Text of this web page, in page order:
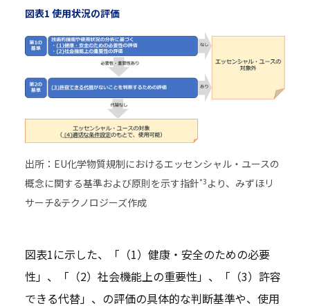
図表1 使用状況の評価
出所：EU化学物質規制におけるエッセンシャル・ユースの
概念に関する基準および原則を示す指針*3 より、みずほリ
サーチ&テクノロジーズ作成
図表1に示した、「（1）健康・安全のための必要
性」、「（2）社会機能上の重要性」、「（3）許容
できる代替」、の評価の具体的な判断基準や、使用